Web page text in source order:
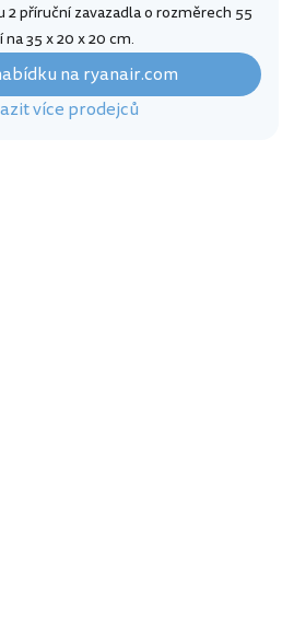
2 příruční zavazadla o rozměrech 55
35 x 20 x 20 cm.
na ryanair.com
více prodejců